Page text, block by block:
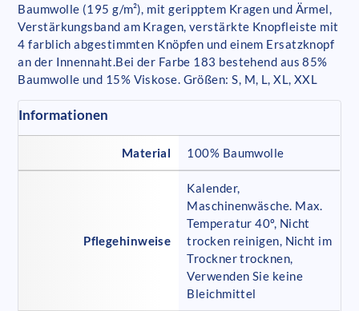
Baumwolle (195 g/m²), mit geripptem Kragen und Ärmel,
Verstärkungsband am Kragen, verstärkte Knopfleiste mit
4 farblich abgestimmten Knöpfen und einem Ersatzknopf
an der Innennaht.Bei der Farbe 183 bestehend aus 85%
Baumwolle und 15% Viskose. Größen: S, M, L, XL, XXL
Informationen
Material 100% Baumwolle
Pflegehinweise
Kalender,
Maschinenwäsche. Max.
Temperatur 40º, Nicht
trocken reinigen, Nicht im
Trockner trocknen,
Verwenden Sie keine
Bleichmittel